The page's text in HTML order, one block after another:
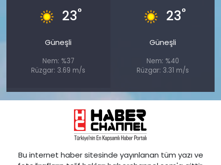
23°
Güneşli
Nem: %37
Rüzgar: 3.69 m/s
23°
Güneşli
Nem: %40
Rüzgar: 3.31 m/s
Bu internet haber sitesinde yayınlanan tüm yazı ve